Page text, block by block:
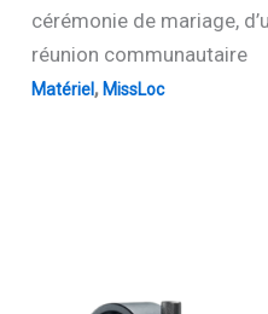
cérémonie de mariage,
réunion communautaire
Matériel, MissLoc